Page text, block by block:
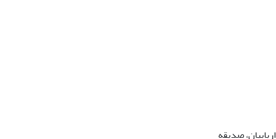
اربابیان، صدیقه